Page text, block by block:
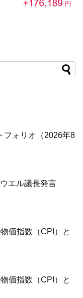
フォリオ（2026年8
エル議長発言
価指数（CPI）と
価指数（CPI）と